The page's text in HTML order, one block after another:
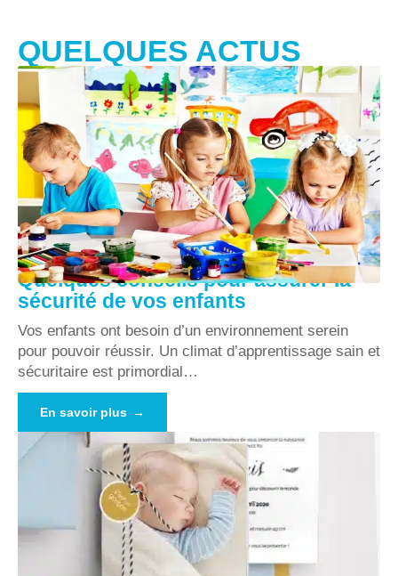
QUELQUES ACTUS
Quelques conseils pour assurer la
sécurité de vos enfants
Vos enfants ont besoin d’un environnement serein
pour pouvoir réussir. Un climat d’apprentissage sain et
sécuritaire est primordial …
En savoir plus